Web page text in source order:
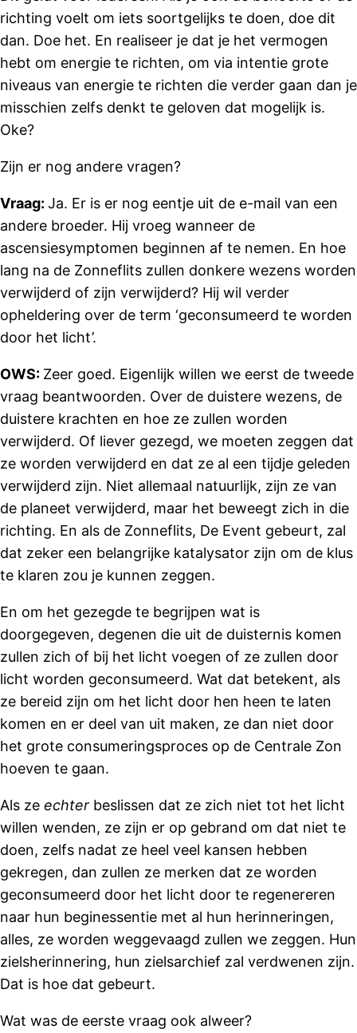
richting voelt om iets soortgelijks te doen, doe dit
dan. Doe het. En realiseer je dat je het vermogen
hebt om energie te richten, om via intentie grote
niveaus van energie te richten die verder gaan dan je
misschien zelfs denkt te geloven dat mogelijk is.
Oke?
Zijn er nog andere vragen?
Vraag: Ja. Er is er nog eentje uit de e-mail van een
andere broeder. Hij vroeg wanneer de
ascensiesymptomen beginnen af ​​te nemen. En hoe
lang na de Zonneflits zullen donkere wezens worden
verwijderd of zijn verwijderd? Hij wil verder
opheldering over de term ‘geconsumeerd te worden
door het licht’.
OWS: Zeer goed. Eigenlijk willen we eerst de tweede
vraag beantwoorden. Over de duistere wezens, de
duistere krachten en hoe ze zullen worden
verwijderd. Of liever gezegd, we moeten zeggen dat
ze worden verwijderd en dat ze al een tijdje geleden
verwijderd zijn. Niet allemaal natuurlijk, zijn ze van
de planeet verwijderd, maar het beweegt zich in die
richting. En als de Zonneflits, De Event gebeurt, zal
dat zeker een belangrijke katalysator zijn om de klus
te klaren zou je kunnen zeggen.
En om het gezegde te begrijpen wat is
doorgegeven, degenen die uit de duisternis komen
zullen zich of bij het licht voegen of ze zullen door
licht worden geconsumeerd. Wat dat betekent, als
ze bereid zijn om het licht door hen heen te laten
komen en er deel van uit maken, ze dan niet door
het grote consumeringsproces op de Centrale Zon
hoeven te gaan.
Als ze echter beslissen dat ze zich niet tot het licht
willen wenden, ze zijn er op gebrand om dat niet te
doen, zelfs nadat ze heel veel kansen hebben
gekregen, dan zullen ze merken dat ze worden
geconsumeerd door het licht door te regenereren
naar hun beginessentie met al hun herinneringen,
alles, ze worden weggevaagd zullen we zeggen. Hun
zielsherinnering, hun zielsarchief zal verdwenen zijn.
Dat is hoe dat gebeurt.
Wat was de eerste vraag ook alweer?